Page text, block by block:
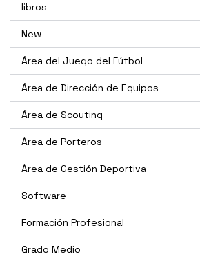
libros
New
Área del Juego del Fútbol
Área de Dirección de Equipos
Área de Scouting
Área de Porteros
Área de Gestión Deportiva
Software
Formación Profesional
Grado Medio